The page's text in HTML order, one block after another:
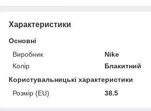
Характеристики
Основні
Виробник
Nike
Колір
Блакитний
Користувальницькі характеристики
Розмір (EU)
38.5